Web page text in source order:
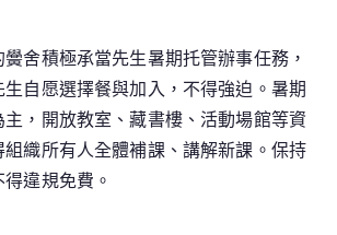
積極承當先生暑期托管辦事任務，
自愿選擇餐與加入，不得強迫。暑期
，開放教室、藏書樓、活動場館等資
織所有人全體補課、講解新課。保持
違規免費。